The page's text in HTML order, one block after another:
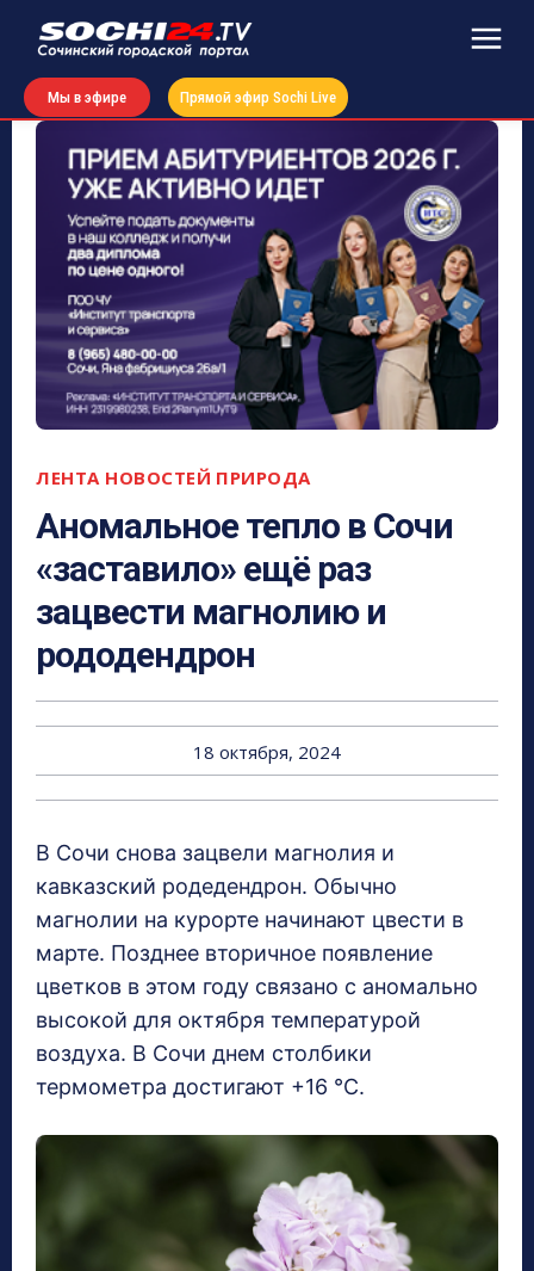
Мы в эфире Прямой эфир Sochi Live
ЛЕНТА НОВОСТЕЙ ПРИРОДА
Аномальное тепло в Сочи
«заставило» ещё раз
зацвести магнолию и
рододендрон
18 октября, 2024
В Сочи снова зацвели магнолия и
кавказский родедендрон. Обычно
магнолии на курорте начинают цвести в
марте. Позднее вторичное появление
цветков в этом году связано с аномально
высокой для октября температурой
воздуха. В Сочи днем столбики
термометра достигают +16 °С.